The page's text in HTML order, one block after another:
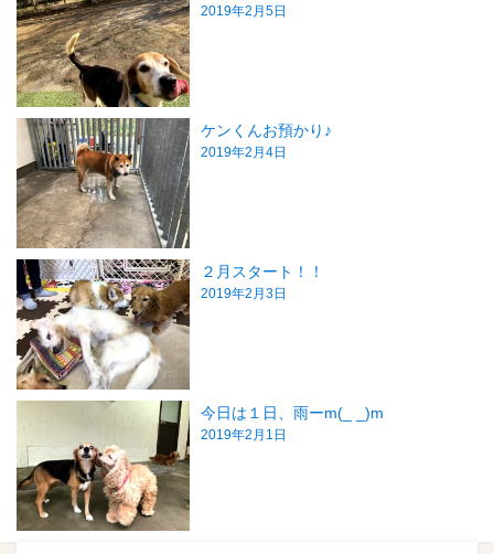
2019年2月5日
ケンくんお預かり♪
2019年2月4日
２月スタート！！
2019年2月3日
今日は１日、雨ーm(_ _)m
2019年2月1日